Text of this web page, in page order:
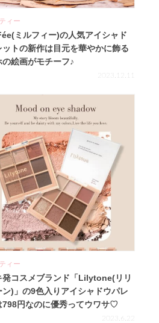
ィー
ミルフィー)の人気アイシャド
ットの新作は目元を華やかに飾る
の絵画がモチーフ♪
2023.12.11
ィー
発コスメブランド「Lilytone(リリ
ン)」の9色入りアイシャドウパレ
798円なのに優秀ってウワサ♡
2023.6.22